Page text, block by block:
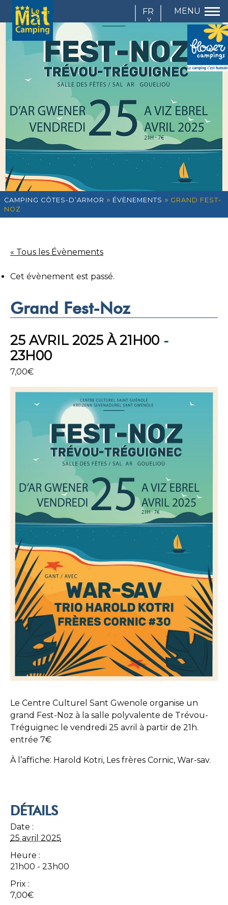
FR
EN
IT
CAMPING CÔTES-D’ARMOR » ÉVÈNEMENTS » GRAND FEST-
NOZ
« Tous les Évènements
Cet évènement est passé.
Grand Fest-Noz
25 AVRIL 2025 À 21H00 -
23H00
7,00€
Le Centre Culturel Sant Gwenole organise un
grand Fest-Noz à la salle polyvalente de Trévou-
Tréguignec le vendredi 25 avril à partir de 21h.
entrée 7€
À l’affiche: Harold Kotri, Les frères Cornic, War-sav.
DÉTAILS
Date :
25 avril 2025
Heure :
21h00 - 23h00
Prix :
7,00€